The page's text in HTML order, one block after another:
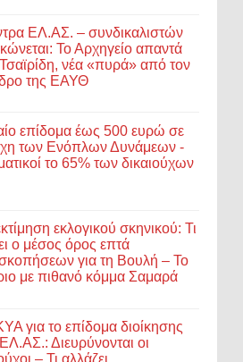
ΕΛ.ΑΣ. – συνδικαλιστών
Το Αρχηγείο απαντά
νέα «πυρά» από τον
της ΕΑΥΘ
επίδομα έως 500 ευρώ σε
των Ενόπλων Δυνάμεων -
το 65% των δικαιούχων
εκλογικού σκηνικού: Τι
ο μέσος όρος επτά
για τη Βουλή – Το
με πιθανό κόμμα Σαμαρά
για το επίδομα διοίκησης
Διευρύνονται οι
– Τι αλλάζει